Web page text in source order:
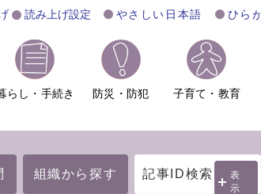
読み上げ設定 やさしい日本語 ひら
らし・手続き 防災・防犯 子育て・教育
組織から探す 記事ID検索
表
示